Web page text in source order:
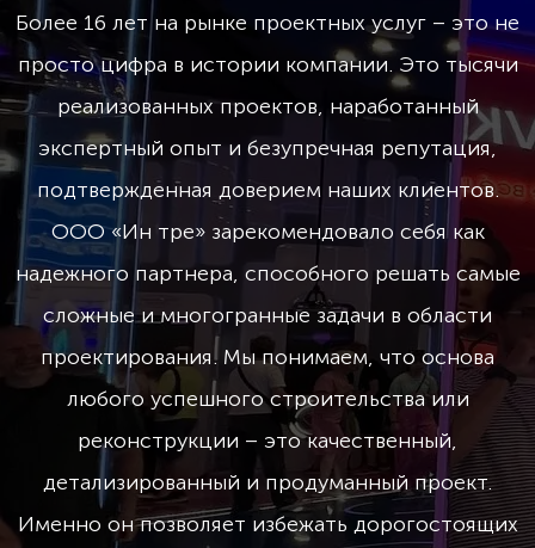
Более 16 лет на рынке проектных услуг – это не
просто цифра в истории компании. Это тысячи
реализованных проектов, наработанный
экспертный опыт и безупречная репутация,
подтвержденная доверием наших клиентов.
ООО «Ин тре» зарекомендовало себя как
надежного партнера, способного решать самые
сложные и многогранные задачи в области
проектирования. Мы понимаем, что основа
любого успешного строительства или
реконструкции – это качественный,
детализированный и продуманный проект.
Именно он позволяет избежать дорогостоящих